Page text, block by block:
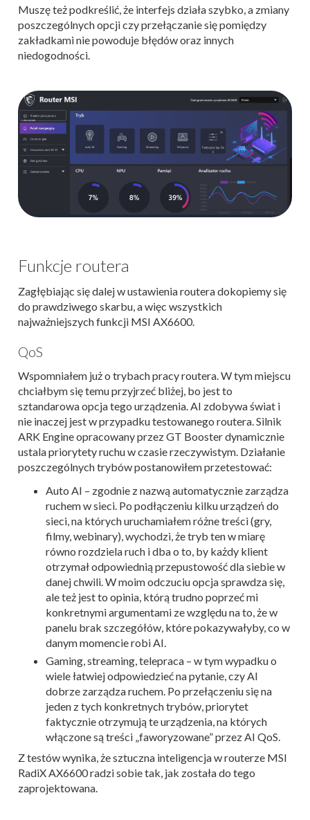
Muszę też podkreślić, że interfejs działa szybko, a zmiany
poszczególnych opcji czy przełączanie się pomiędzy
zakładkami nie powoduje błędów oraz innych
niedogodności.
Funkcje routera
Zagłębiając się dalej w ustawienia routera dokopiemy się
do prawdziwego skarbu, a więc wszystkich
najważniejszych funkcji MSI AX6600.
QoS
Wspomniałem już o trybach pracy routera. W tym miejscu
chciałbym się temu przyjrzeć bliżej, bo jest to
sztandarowa opcja tego urządzenia. AI zdobywa świat i
nie inaczej jest w przypadku testowanego routera. Silnik
ARK Engine opracowany przez GT Booster dynamicznie
ustala priorytety ruchu w czasie rzeczywistym. Działanie
poszczególnych trybów postanowiłem przetestować:
Auto AI – zgodnie z nazwą automatycznie zarządza
ruchem w sieci. Po podłączeniu kilku urządzeń do
sieci, na których uruchamiałem różne treści (gry,
filmy, webinary), wychodzi, że tryb ten w miarę
równo rozdziela ruch i dba o to, by każdy klient
otrzymał odpowiednią przepustowość dla siebie w
danej chwili. W moim odczuciu opcja sprawdza się,
ale też jest to opinia, którą trudno poprzeć mi
konkretnymi argumentami ze względu na to, że w
panelu brak szczegółów, które pokazywałyby, co w
danym momencie robi AI.
Gaming, streaming, telepraca – w tym wypadku o
wiele łatwiej odpowiedzieć na pytanie, czy AI
dobrze zarządza ruchem. Po przełączeniu się na
jeden z tych konkretnych trybów, priorytet
faktycznie otrzymują te urządzenia, na których
włączone są treści „faworyzowane” przez AI QoS.
Z testów wynika, że sztuczna inteligencja w routerze MSI
RadiX AX6600 radzi sobie tak, jak została do tego
zaprojektowana.